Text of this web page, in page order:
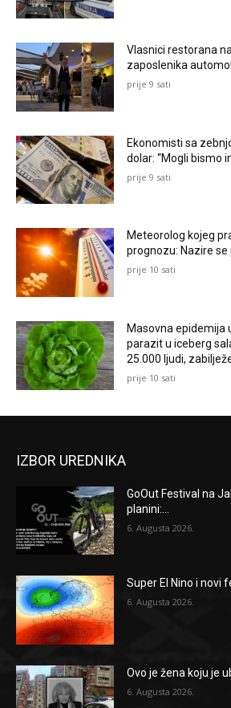
Vlasnici restorana
zaposlenika
prije 9 sati
Ekonomisti sa
dolar: “Mogli bismo
prije 9 sati
Meteorolog kojeg
prognozu: Nazire
prije 10 sati
Masovna epidemija
parazit u iceberg
25.000 ljudi,
prije 10 sati
IZBOR UREDNIKA
GoOut Festival na
planini:...
6. Augusta 2026.
Super El Nino i novi
6. Augusta 2026.
Ovo je žena koju je
6. Augusta 2026.